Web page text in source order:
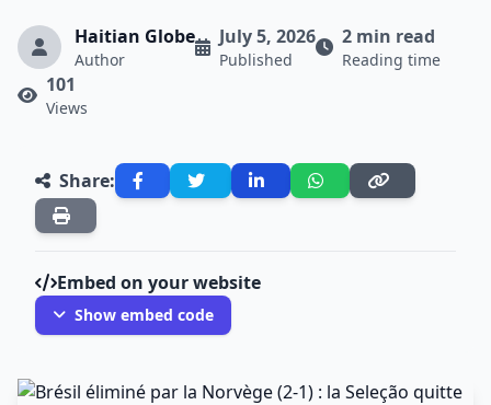
Haitian Globe
Author
July 5, 2026
Published
2 min read
Reading time
101
Views
Share:
Embed on your website
Show embed code